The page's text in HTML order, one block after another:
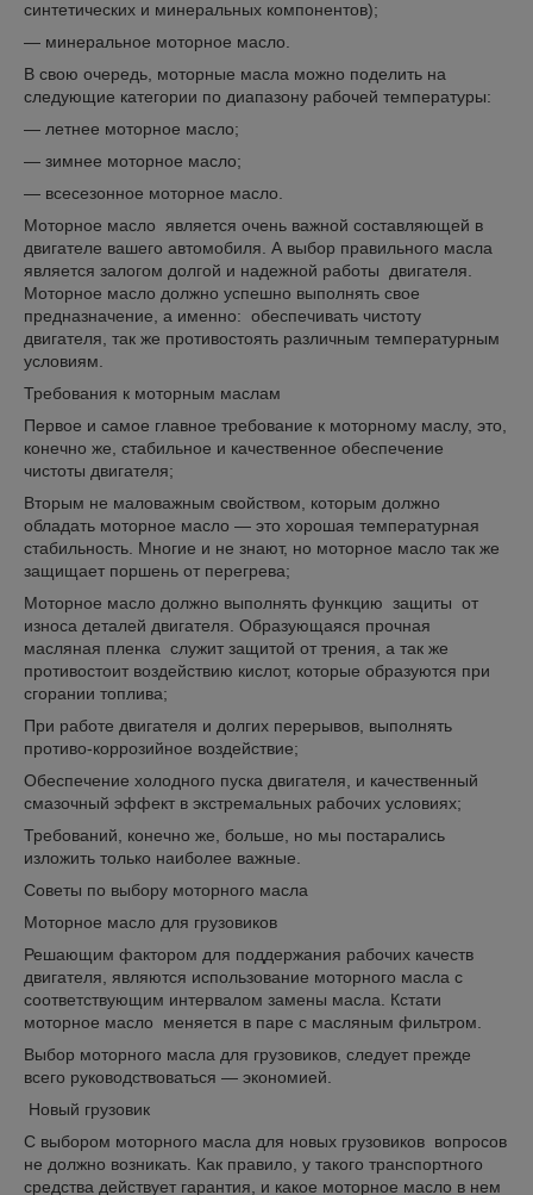
синтетических и минеральных компонентов);
— минеральное моторное масло.
В свою очередь, моторные масла можно поделить на
следующие категории по диапазону рабочей температуры:
— летнее моторное масло;
— зимнее моторное масло;
— всесезонное моторное масло.
Моторное масло является очень важной составляющей в
двигателе вашего автомобиля. А выбор правильного масла
является залогом долгой и надежной работы двигателя.
Моторное масло должно успешно выполнять свое
предназначение, а именно: обеспечивать чистоту
двигателя, так же противостоять различным температурным
условиям.
Требования к моторным маслам
Первое и самое главное требование к моторному маслу, это,
конечно же, стабильное и качественное обеспечение
чистоты двигателя;
Вторым не маловажным свойством, которым должно
обладать моторное масло — это хорошая температурная
стабильность. Многие и не знают, но моторное масло так же
защищает поршень от перегрева;
Моторное масло должно выполнять функцию защиты от
износа деталей двигателя. Образующаяся прочная
масляная пленка служит защитой от трения, а так же
противостоит воздействию кислот, которые образуются при
сгорании топлива;
При работе двигателя и долгих перерывов, выполнять
противо-коррозийное воздействие;
Обеспечение холодного пуска двигателя, и качественный
смазочный эффект в экстремальных рабочих условиях;
Требований, конечно же, больше, но мы постарались
изложить только наиболее важные.
Советы по выбору моторного масла
Моторное масло для грузовиков
Решающим фактором для поддержания рабочих качеств
двигателя, являются использование моторного масла с
соответствующим интервалом замены масла. Кстати
моторное масло меняется в паре с масляным фильтром.
Выбор моторного масла для грузовиков, следует прежде
всего руководствоваться — экономией.
Новый грузовик
С выбором моторного масла для новых грузовиков вопросов
не должно возникать. Как правило, у такого транспортного
средства действует гарантия, и какое моторное масло в нем